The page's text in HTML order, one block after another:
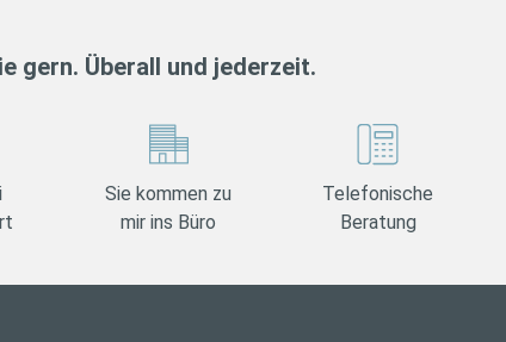
gern. Überall und jederzeit.
Sie kommen zu
mir ins Büro
Telefonische
Beratung